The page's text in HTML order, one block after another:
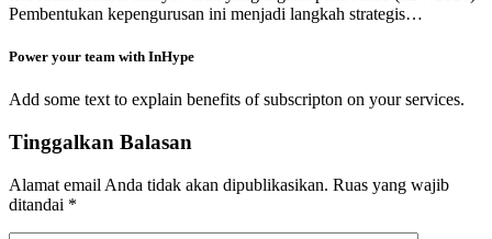
Pembentukan kepengurusan ini menjadi langkah strategis…
Power your team with InHype
Add some text to explain benefits of subscripton on your services.
Tinggalkan Balasan
Alamat email Anda tidak akan dipublikasikan. Ruas yang wajib
ditandai *